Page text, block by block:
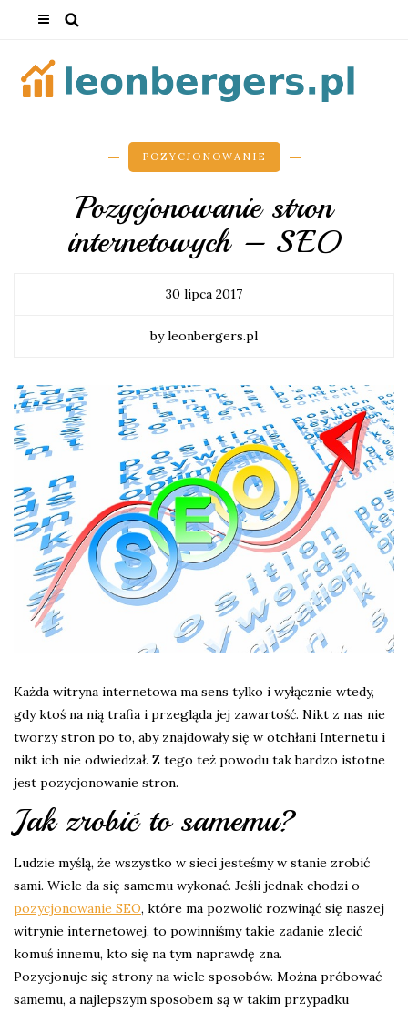
POZYCJONOWANIE
Pozycjonowanie stron
internetowych – SEO
30 lipca 2017
by leonbergers.pl
Każda witryna internetowa ma sens tylko i wyłącznie wtedy,
gdy ktoś na nią trafia i przegląda jej zawartość. Nikt z nas nie
tworzy stron po to, aby znajdowały się w otchłani Internetu i
nikt ich nie odwiedzał. Z tego też powodu tak bardzo istotne
jest pozycjonowanie stron.
Jak zrobić to samemu?
Ludzie myślą, że wszystko w sieci jesteśmy w stanie zrobić
sami. Wiele da się samemu wykonać. Jeśli jednak chodzi o
pozycjonowanie SEO, które ma pozwolić rozwinąć się naszej
witrynie internetowej, to powinniśmy takie zadanie zlecić
komuś innemu, kto się na tym naprawdę zna.
Pozycjonuje się strony na wiele sposobów. Można próbować
samemu, a najlepszym sposobem są w takim przypadku